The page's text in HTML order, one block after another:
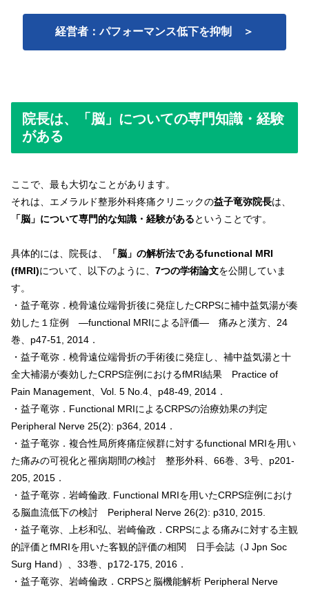
経営者：パフォーマンス低下を抑制 ＞
院長は、「脳」についての専門知識・経験
がある
ここで、最も大切なことがあります。
それは、エメラルド整形外科疼痛クリニックの益子竜弥院長は、
「脳」について専門的な知識・経験があるということです。
具体的には、院長は、
「脳」の解析法であるfunctional MRI
(fMRI)について、以下のように、 7つの学術論文を公開していま
す。
・益子竜弥．橈骨遠位端骨折後に発症したCRPSに補中益気湯が奏
効した１症例 ―functional MRIによる評価― 痛みと漢方、24
巻、p47-51, 2014．
・益子竜弥．橈骨遠位端骨折の手術後に発症し、補中益気湯と十
全大補湯が奏効したCRPS症例におけるfMRI結果 Practice of
Pain Management、Vol. 5 No.4、p48-49, 2014．
・益子竜弥．Functional MRIによるCRPSの治療効果の判定
Peripheral Nerve 25(2): p364, 2014．
・益子竜弥．複合性局所疼痛症候群に対するfunctional MRIを用い
た痛みの可視化と罹病期間の検討 整形外科、66巻、3号、p201-
205, 2015．
・益子竜弥．岩崎倫政. Functional MRIを用いたCRPS症例におけ
る脳血流低下の検討 Peripheral Nerve 26(2): p310, 2015.
・益子竜弥、上杉和弘、岩崎倫政．CRPSによる痛みに対する主観
的評価とfMRIを用いた客観的評価の相関 日手会誌（J Jpn Soc
Surg Hand）、33巻、p172-175, 2016．
・益子竜弥、岩崎倫政．CRPSと脳機能解析 Peripheral Nerve